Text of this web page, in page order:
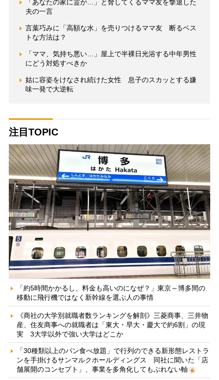
「あなたの家に霊が…」と脅してくるママ友を撃退した
夫の一言
言葉巧みに「高額な水」を売りつけるママ友 断るベス
トな方法は？
「ママ、気持ち悪い…」屋上で半裸日光浴する中年男性
にどう対処すべきか
姑に容姿をけなされ続けた女性 息子のスカッとする嫌
味一発で大逆転
注目TOPIC
「約5時間かかるし、料金も高いのになぜ？」東京～博多間の
移動に飛行機ではなく新幹線を選ぶ人の事情
《商社の大学別就職者数ランキングを解剖》三菱商事、三井物
産、住友商事への就職者は「東大・早大・慶大で約6割」の現
実 3大学以外で強い大学はどこか
「30種類以上のパン食べ放題」で行列のできる新形態レストラ
ンを手掛けるサンマルクホールディングス 同社に聞いた「店
舗展開のコンセプト」、事業を多角化してもぶれない軸